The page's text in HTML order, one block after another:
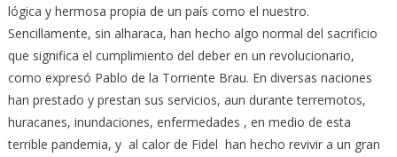
lógica y hermosa propia de un país como el nuestro.
Sencillamente, sin alharaca, han hecho algo normal del sacrificio
que significa el cumplimiento del deber en un revolucionario,
como expresó Pablo de la Torriente Brau. En diversas naciones
han prestado y prestan sus servicios, aun durante terremotos,
huracanes, inundaciones, enfermedades , en medio de esta
terrible pandemia, y al calor de Fidel han hecho revivir a un gran